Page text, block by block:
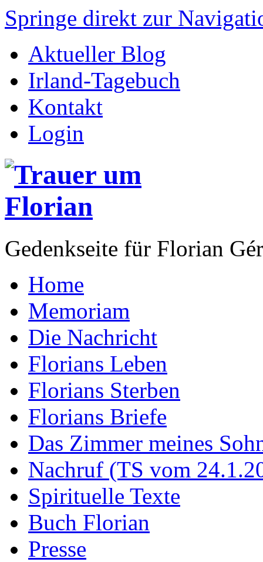
Springe direkt zur
Aktueller Blog
Irland-Tagebuch
Kontakt
Login
Gedenkseite für Florian
Home
Memoriam
Die Nachricht
Florians Leben
Florians Sterben
Florians Briefe
Das Zimmer meines
Nachruf (TS vom
Spirituelle Texte
Buch Florian
Presse